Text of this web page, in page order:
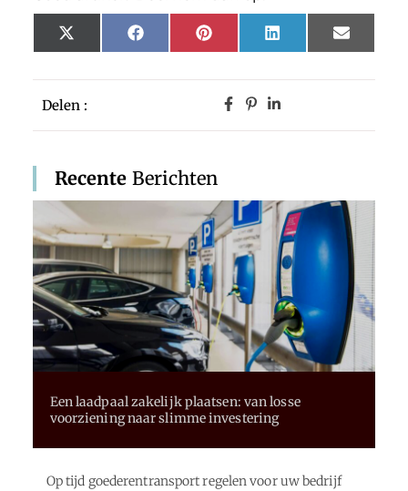
Delen :
Recente Berichten
Een laadpaal zakelijk plaatsen: van losse
voorziening naar slimme investering
Op tijd goederentransport regelen voor uw bedrijf
X
(Twitter)
FacebookPinterestLinkedInEmail